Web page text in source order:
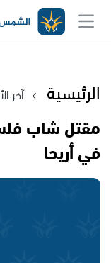
الرئيسية آخر
مقتل شاب
في أريحا